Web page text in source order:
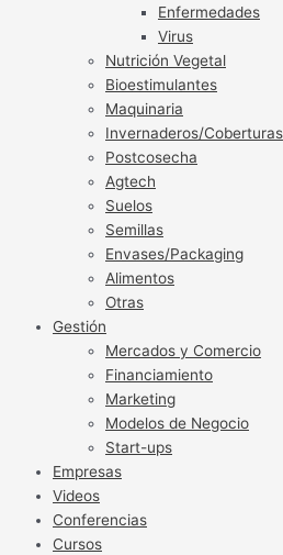
Enfermedades
Virus
Nutrición Vegetal
Bioestimulantes
Maquinaria
Invernaderos/Coberturas
Postcosecha
Agtech
Suelos
Semillas
Envases/Packaging
Alimentos
Otras
Gestión
Mercados y Comercio
Financiamiento
Marketing
Modelos de Negocio
Start-ups
Empresas
Videos
Conferencias
Cursos